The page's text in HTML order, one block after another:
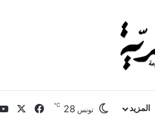
المزيد تونس 28
℃ فيسبوك